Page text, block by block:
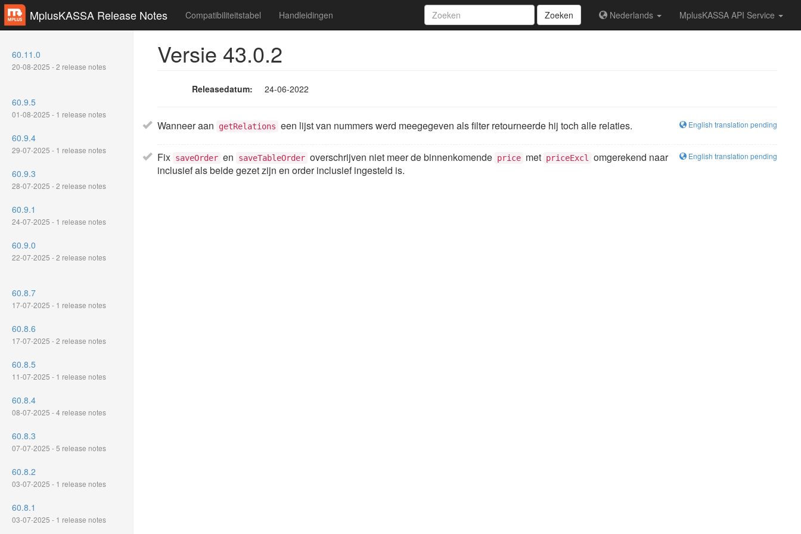
MplusKASSA Release Notes Zoeken Nederlands MplusKASSA API Service
Compatibiliteitstabel Handleidingen
60.11.0
20-08-2025 - 2 release notes
60.9.5
01-08-2025 - 1 release notes
60.9.4
29-07-2025 - 1 release notes
60.9.3
28-07-2025 - 2 release notes
60.9.1
24-07-2025 - 1 release notes
60.9.0
22-07-2025 - 2 release notes
60.8.7
17-07-2025 - 1 release notes
60.8.6
17-07-2025 - 2 release notes
60.8.5
11-07-2025 - 1 release notes
60.8.4
08-07-2025 - 4 release notes
60.8.3
07-07-2025 - 5 release notes
60.8.2
03-07-2025 - 1 release notes
60.8.1
03-07-2025 - 1 release notes
Versie 43.0.2
Releasedatum: 24-06-2022
English translation pending
Wanneer aan getRelations een lijst van nummers werd meegegeven als filter retourneerde hij toch alle relaties.
English translation pending
Fix saveOrder en saveTableOrder overschrijven niet meer de binnenkomende price met priceExcl
omgerekend naar
inclusief als beide gezet zijn en order inclusief ingesteld is.